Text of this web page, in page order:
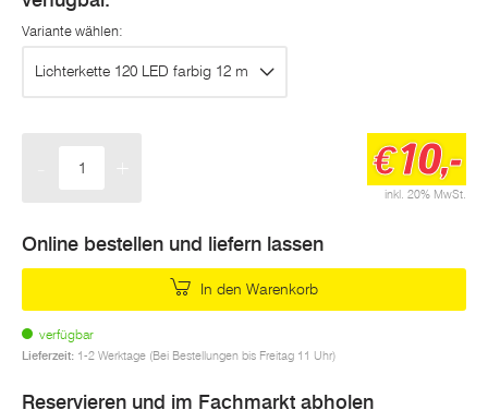
Variante wählen:
Lichterkette 120 LED farbig 12 m
inkl. 20% MwSt.
€10,-
Online bestellen und liefern lassen
In den Warenkorb
verfügbar
Lieferzeit: 1-2 Werktage (Bei Bestellungen bis Freitag 11 Uhr)
Reservieren und im Fachmarkt abholen